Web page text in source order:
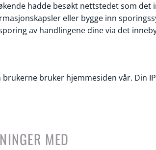
hadde besøkt nettstedet som
eller bygge inn
av handlingene dine via det
bruker hjemmesiden vår. Din
MED